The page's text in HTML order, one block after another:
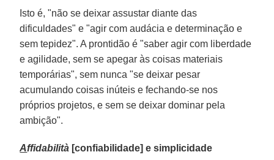
Isto é, "não se deixar assustar diante das
dificuldades" e "agir com audácia e determinação e
sem tepidez". A prontidão é "saber agir com liberdade
e agilidade, sem se apegar às coisas materiais
temporárias", sem nunca "se deixar pesar
acumulando coisas inúteis e fechando-se nos
próprios projetos, e sem se deixar dominar pela
ambição".
Affidabilità [confiabilidade] e simplicidade